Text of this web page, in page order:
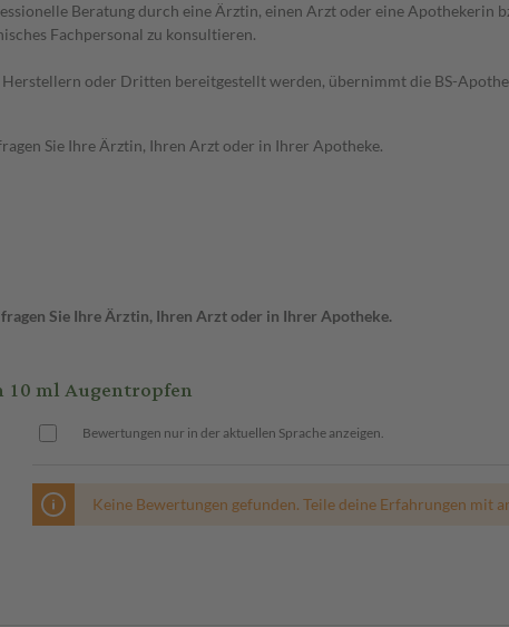
Beratung durch eine Ärztin, einen Arzt oder eine Apothekerin
Fachpersonal zu konsultieren.
oder Dritten bereitgestellt werden, übernimmt die BS-
Sie Ihre Ärztin, Ihren Arzt oder in Ihrer Apotheke.
Sie Ihre Ärztin, Ihren Arzt oder in Ihrer Apotheke.
10 ml Augentropfen
Bewertungen nur in der aktuellen Sprache anzeigen.
Keine Bewertungen gefunden. Teile deine Erfahrungen mit